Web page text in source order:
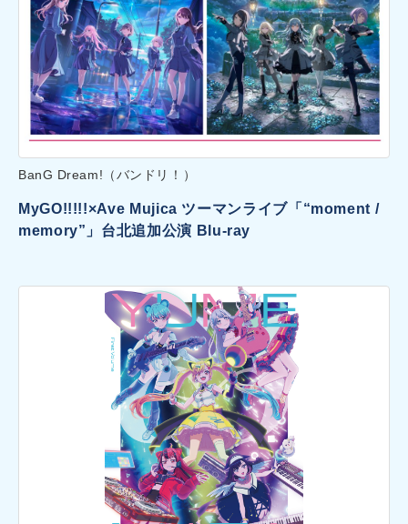
BanG Dream!（バンドリ！）
MyGO!!!!!×Ave Mujica ツーマンライブ「“moment /
memory”」台北追加公演 Blu-ray